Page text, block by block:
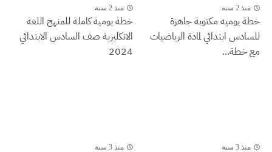
منذ 2 سنة
خطة يوميه مكتوبة جاهزة
للسادس ابتدائي لمادة الرياضيات
مع خطة...
منذ 2 سنة
خطة يومية كاملة للمنهج اللغة
الانكليزية صف السادس الابتدائي
2024
منذ 3 سنة منذ 3 سنة